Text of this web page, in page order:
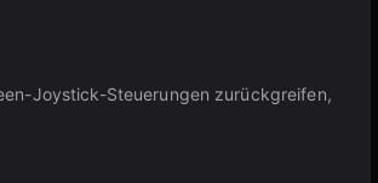
Joystick-Steuerungen zurückgreifen,